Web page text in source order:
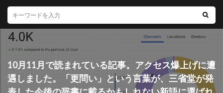
10月11月で読まれている記事。アクセス爆上げに遭
遇しました。「更問い」という言葉が、三省堂が発